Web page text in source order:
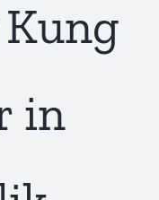
in